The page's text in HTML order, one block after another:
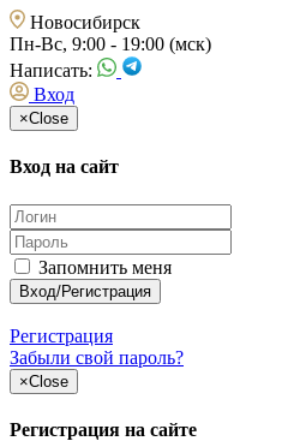
Новосибирск
Пн-Вс, 9:00 - 19:00 (мск)
Написать:
Вход
×Close
Вход на сайт
Запомнить меня
Регистрация
Забыли свой пароль?
×Close
Регистрация на сайте